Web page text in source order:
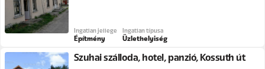
Ingatlan jellege
Építmény
Ingatlan típusa
Üzlethelyiség
Szuhai szálloda, hotel, panzió, Kossuth út